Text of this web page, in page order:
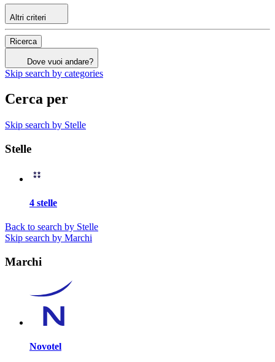
Altri criteri
Ricerca
Dove vuoi andare?
Skip search by categories
Cerca per
Skip search by Stelle
Stelle
4 stelle
Back to search by Stelle
Skip search by Marchi
Marchi
Novotel